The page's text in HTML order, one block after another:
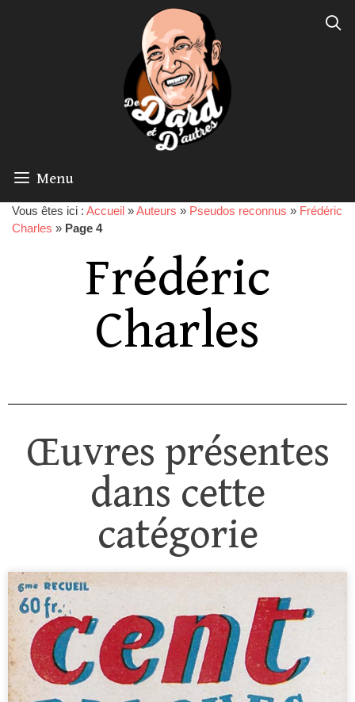
Menu
Vous êtes ici : Accueil »Auteurs » Pseudos reconnus » Frédéric
Charles » Page 4
Frédéric
Charles
Œuvres présentes
dans cette
catégorie